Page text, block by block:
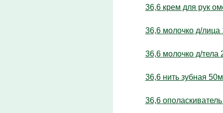
36,6 крем для рук
36,6 молочко д/
36,6 молочко д/
36,6 нить зубная
36,6